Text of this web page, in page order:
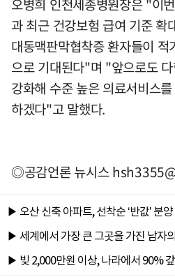
오병희 인천세종병원장은 "이
과 최근 건강보험 급여 기준 확
대동맥판막협착증 환자들이
으로 기대된다"며 "앞으로도
강화해 수준 높은 의료서비스
하겠다"고 말했다.
◎공감언론 뉴시스